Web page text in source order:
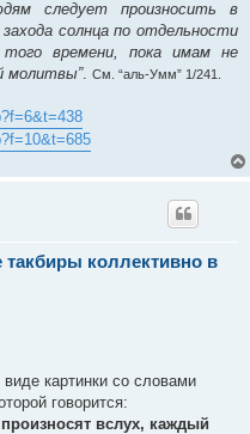
следует произносить в
солнца по отдельности
времени, пока имам не
молитвы”. См. “аль-Умм” 1/241.
коллективно в
картинки со словами
говорится:
вслух, каждый